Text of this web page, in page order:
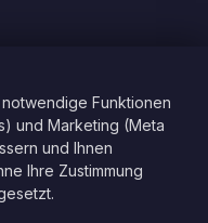
Harald Schikora. Alle
Funktionen
und Marketing (Meta
und Ihnen
Ihre Zustimmung